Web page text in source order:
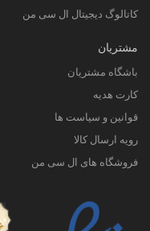
کاتالوگ دیجیتال ال سی من
مشتریان
باشگاه مشتریان
کارت هدیه
قوانین و سیاست ها
رویه ارسال کالا
فروشگاه های ال سی من